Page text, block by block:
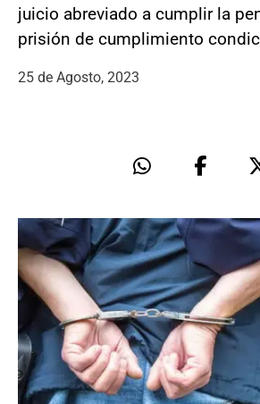
juicio abreviado a cumplir la
prisión de cumplimiento
25 de Agosto, 2023